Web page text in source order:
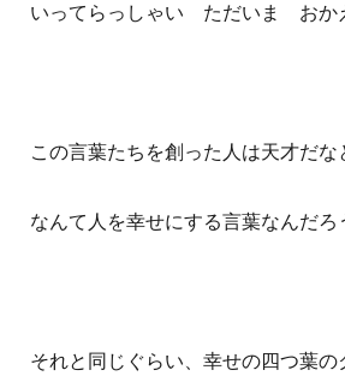
いってらっしゃい ただいま おか
この言葉たちを創った人は天才だな
なんて人を幸せにする言葉なんだろ
それと同じぐらい、幸せの四つ葉の